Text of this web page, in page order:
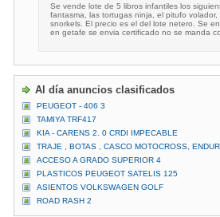
Se vende lote de 5 libros infantiles los
fantasma, las tortugas ninja, el pitufo
snorkels. El precio es el del lote netero. Se
en getafe se envia certificado no se manda
Al día anuncios clasificados
PEUGEOT - 406 3
TAMIYA TRF417
KIA - CARENS 2. 0 CRDI IMPECABLE
TRAJE , BOTAS , CASCO MOTOCROSS,
ACCESO A GRADO SUPERIOR 4
PLASTICOS PEUGEOT SATELIS 125
ASIENTOS VOLKSWAGEN GOLF
ROAD RASH 2